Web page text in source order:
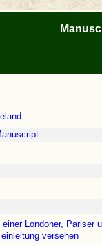
Londoner, Pariser
versehen